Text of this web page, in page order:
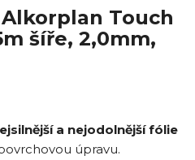
Touch
šíře, 2,0mm,
a nejodolnější fólie
úpravu.